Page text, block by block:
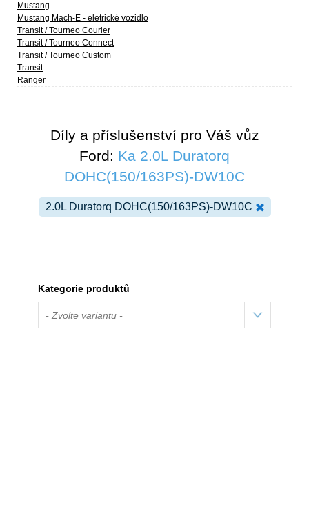
Mustang
Mustang Mach-E - eletrické vozidlo
Transit / Tourneo Courier
Transit / Tourneo Connect
Transit / Tourneo Custom
Transit
Ranger
Díly a příslušenství pro Váš vůz
Ford: Ka 2.0L Duratorq
DOHC(150/163PS)-DW10C
2.0L Duratorq DOHC(150/163PS)-DW10C
Kategorie produktů
- Zvolte variantu -